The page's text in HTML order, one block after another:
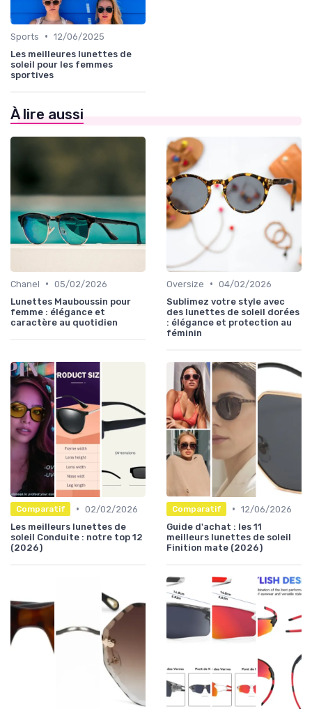
Sports • 12/06/2025
Les meilleures lunettes de
soleil pour les femmes
sportives
À lire aussi
Chanel • 05/02/2026
Lunettes Mauboussin pour
femme : élégance et
caractère au quotidien
Oversize • 04/02/2026
Sublimez votre style avec
des lunettes de soleil dorées
: élégance et protection au
féminin
Comparatif • 02/02/2026
Les meilleurs lunettes de
soleil Conduite : notre top 12
(2026)
Comparatif • 12/06/2026
Guide d'achat : les 11
meilleurs lunettes de soleil
Finition mate (2026)